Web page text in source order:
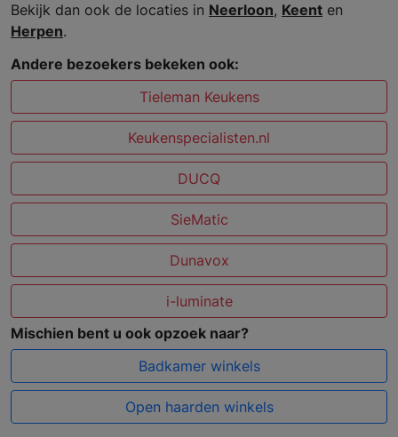
Bekijk dan ook de locaties in Neerloon, Keent en
Herpen.
Andere bezoekers bekeken ook:
Tieleman Keukens
Keukenspecialisten.nl
DUCQ
SieMatic
Dunavox
i-luminate
Mischien bent u ook opzoek naar?
Badkamer winkels
Open haarden winkels